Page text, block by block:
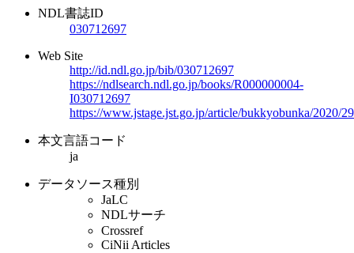
NDL書誌ID
030712697
Web Site
http://id.ndl.go.jp/bib/030712697
https://ndlsearch.ndl.go.jp/books/R000000004-
I030712697
https://www.jstage.jst.go.jp/article/bukkyobunka/2020/
本文言語コード
ja
データソース種別
JaLC
NDLサーチ
Crossref
CiNii Articles